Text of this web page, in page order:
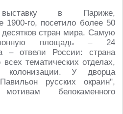
в Париже,
1900-го, посетило более 50
стран мира. Самую
площадь – 24
– отвели России: страна
тематических отделах,
колонизации. У дворца
русских окраин",
белокаменного